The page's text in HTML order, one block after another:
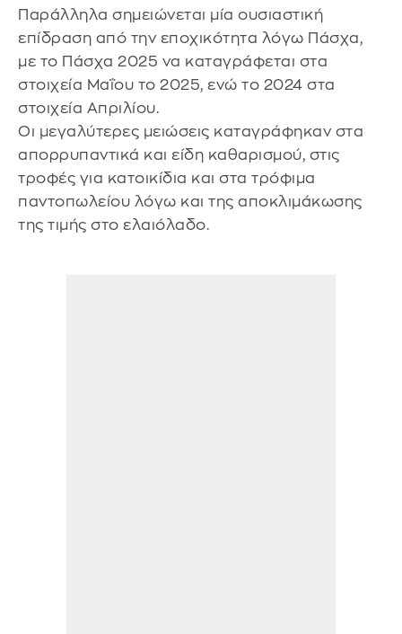
Παράλληλα σημειώνεται μία ουσιαστική
επίδραση από την εποχικότητα λόγω Πάσχα,
με το Πάσχα 2025 να καταγράφεται στα
στοιχεία Μαΐου το 2025, ενώ το 2024 στα
στοιχεία Απριλίου.
Οι μεγαλύτερες μειώσεις καταγράφηκαν στα
απορρυπαντικά και είδη καθαρισμού, στις
τροφές για κατοικίδια και στα τρόφιμα
παντοπωλείου λόγω και της αποκλιμάκωσης
της τιμής στο ελαιόλαδο.